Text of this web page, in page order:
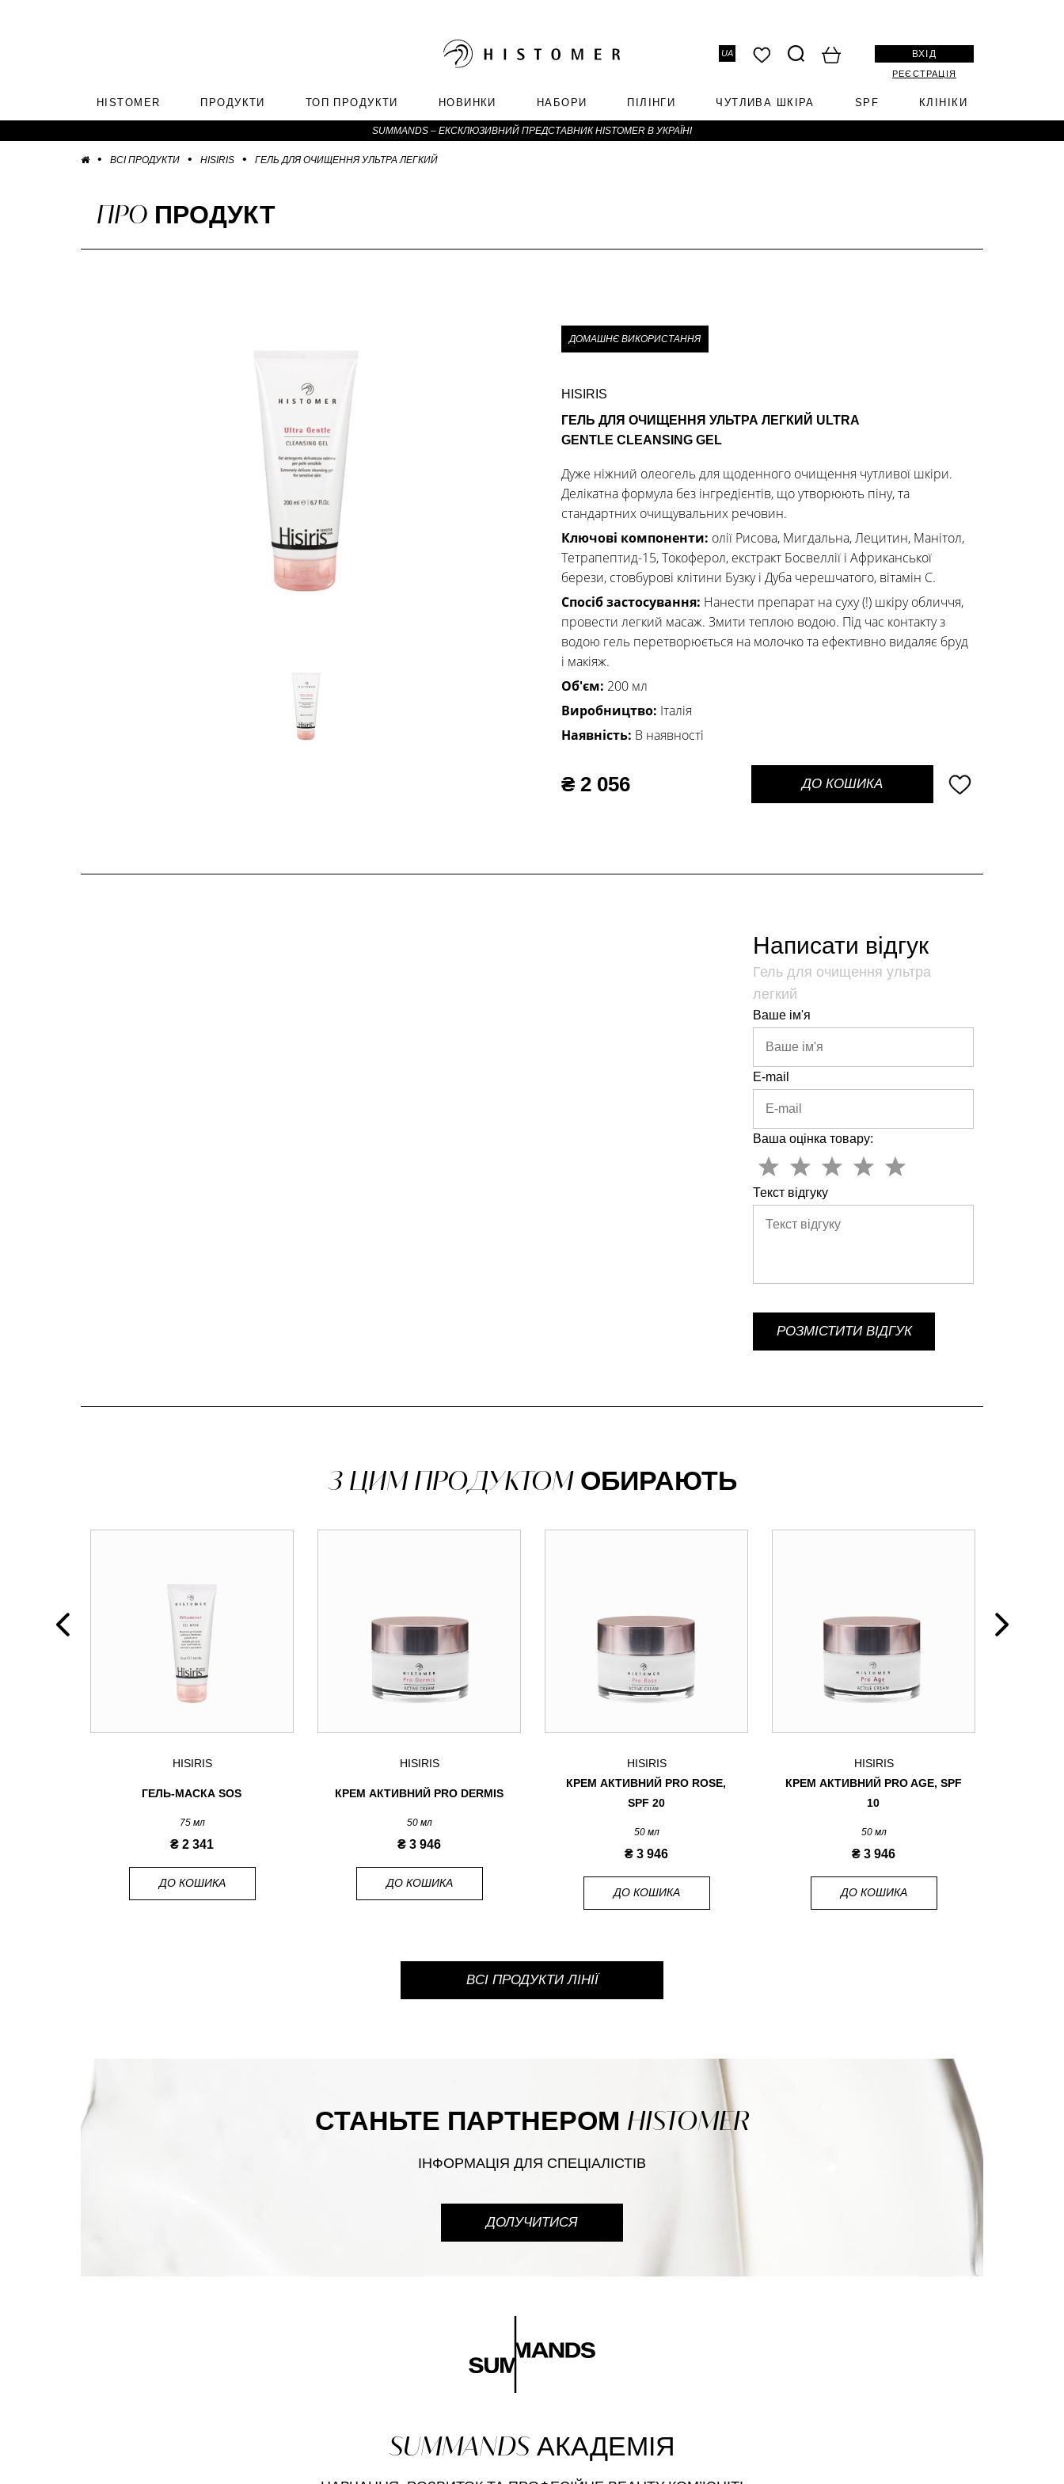
UA ВХІД
РЕЄСТРАЦІЯ
HISTOMER ПРОДУКТИ ТОП ПРОДУКТИ НОВИНКИ НАБОРИ ПІЛІНГИ ЧУТЛИВА ШКІРА SPF КЛІНІКИ
SUMMANDS – ЕКСКЛЮЗИВНИЙ ПРЕДСТАВНИК HISTOMER В УКРАЇНІ
ВСІ ПРОДУКТИ HISIRIS ГЕЛЬ ДЛЯ ОЧИЩЕННЯ УЛЬТРА ЛЕГКИЙ
ПРО ПРОДУКТ
ДОМАШНЄ ВИКОРИСТАННЯ
HISIRIS
ГЕЛЬ ДЛЯ ОЧИЩЕННЯ УЛЬТРА ЛЕГКИЙ ULTRA
GENTLE CLEANSING GEL
Дуже ніжний олеогель для щоденного очищення чутливої ​​шкіри.
Делікатна формула без інгредієнтів, що утворюють піну, та
стандартних очищувальних речовин.
Ключові компоненти: олії Рисова, Мигдальна, Лецитин, Манітол,
Тетрапептид-15, Токоферол, екстракт Босвеллії і Африканської
берези, стовбурові клітини Бузку і Дуба черешчатого, вітамін С.
Спосіб застосування: Нанести препарат на суху (!) шкіру обличчя,
провести легкий масаж. Змити теплою водою. Під час контакту з
водою гель перетворюється на молочко та ефективно видаляє бруд
і макіяж.
Об'єм: 200 мл
Виробництво: Італія
Наявність: В наявності
₴ 2 056 ДО КОШИКА
Написати відгук
Гель для очищення ультра
легкий
Ваше ім'я
E-mail
Ваша оцінка товару:
Текст відгуку
РОЗМІСТИТИ ВІДГУК
З ЦИМ ПРОДУКТОМОБИРАЮТЬ
HISIRIS
ГЕЛЬ-МАСКА SOS
75 мл
₴ 2 341
ДО КОШИКА
HISIRIS
КРЕМ АКТИВНИЙ PRO DERMIS
50 мл
₴ 3 946
ДО КОШИКА
HISIRIS
КРЕМ АКТИВНИЙ PRO ROSE,
SPF 20
50 мл
₴ 3 946
ДО КОШИКА
HISIRIS
КРЕМ АКТИВНИЙ PRO AGE, SPF
10
50 мл
₴ 3 946
ДО КОШИКА
ВСІ ПРОДУКТИ ЛІНІЇ
СТАНЬТЕ ПАРТНЕРОМ HISTOMER
ІНФОРМАЦІЯ ДЛЯ СПЕЦІАЛІСТІВ
ДОЛУЧИТИСЯ
SUMMANDSАКАДЕМІЯ